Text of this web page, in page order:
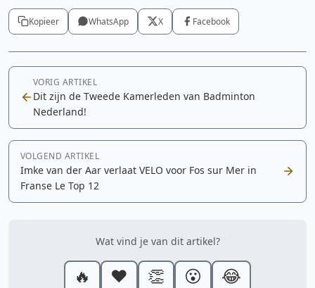
Kopieer WhatsApp X Facebook
VORIG ARTIKEL
Dit zijn de Tweede Kamerleden van Badminton
Nederland!
VOLGEND ARTIKEL
Imke van der Aar verlaat VELO voor Fos sur Mer in
Franse Le Top 12
Wat vind je van dit artikel?
🔥 ❤️ 👏 😮 😂